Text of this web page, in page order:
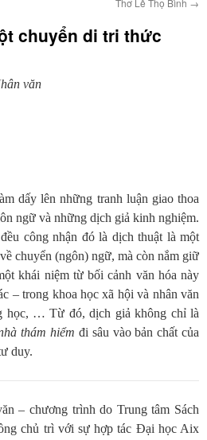
Thơ Lê Thọ Bình →
chuyển di tri thức
văn
dấy lên những tranh luận giao thoa
ngữ và những dịch giả kinh nghiệm.
công nhận đó là dịch thuật là một
chuyển (ngôn) ngữ, mà còn nắm giữ
khái niệm từ bối cảnh văn hóa này
– trong khoa học xã hội và nhân văn
học, … Từ đó, dịch giả không chỉ là
thám hiểm đi sâu vào bản chất của
duy.
– chương trình do Trung tâm Sách
chủ trì với sự hợp tác Đại học Aix